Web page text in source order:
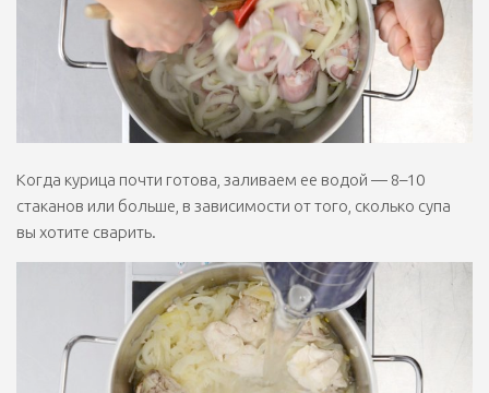
Когда курица почти готова, заливаем ее водой — 8–10
стаканов или больше, в зависимости от того, сколько супа
вы хотите сварить.